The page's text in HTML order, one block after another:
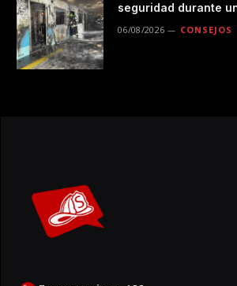
seguridad durante
06/08/2026 CONSEJOS